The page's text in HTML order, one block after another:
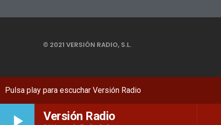
play_arrow Versión Radio
© 2021 VERSIÓN RADIO, S.L.